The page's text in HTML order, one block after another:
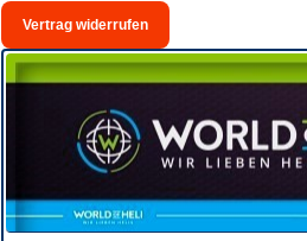
Vertrag widerrufen